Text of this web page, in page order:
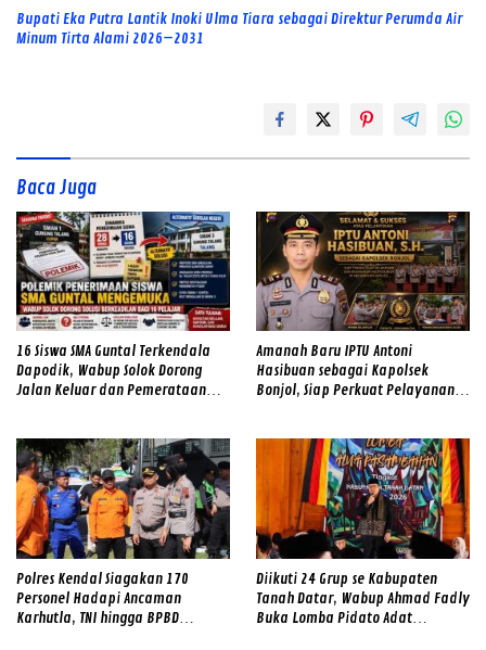
Bupati Eka Putra Lantik Inoki Ulma Tiara sebagai Direktur Perumda Air
Minum Tirta Alami 2026–2031
Baca Juga
16 Siswa SMA Guntal Terkendala
Dapodik, Wabup Solok Dorong
Jalan Keluar dan Pemerataan
Amanah Baru IPTU Antoni
Hasibuan sebagai Kapolsek
Bonjol, Siap Perkuat Pelayanan
Polres Kendal Siagakan 170
Personel Hadapi Ancaman
Karhutla, TNI hingga BPBD
Diikuti 24 Grup se Kabupaten
Tanah Datar, Wabup Ahmad Fadly
Buka Lomba Pidato Adat